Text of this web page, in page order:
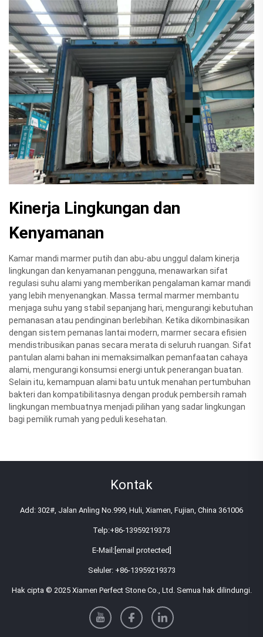
Kinerja Lingkungan dan
Kenyamanan
Kamar mandi marmer putih dan abu-abu unggul dalam kinerja
lingkungan dan kenyamanan pengguna, menawarkan sifat
regulasi suhu alami yang memberikan pengalaman kamar mandi
yang lebih menyenangkan. Massa termal marmer membantu
menjaga suhu yang stabil sepanjang hari, mengurangi kebutuhan
pemanasan atau pendinginan berlebihan. Ketika dikombinasikan
dengan sistem pemanas lantai modern, marmer secara efisien
mendistribusikan panas secara merata di seluruh ruangan. Sifat
pantulan alami bahan ini memaksimalkan pemanfaatan cahaya
alami, mengurangi konsumsi energi untuk penerangan buatan.
Selain itu, kemampuan alami batu untuk menahan pertumbuhan
bakteri dan kompatibilitasnya dengan produk pembersih ramah
lingkungan membuatnya menjadi pilihan yang sadar lingkungan
bagi pemilik rumah yang peduli kesehatan.
Kontak
Add: 302#, Jalan Anling No.999, Huli, Xiamen, Fujian, China 361006
Telp:+86-13959219373
E-Mail:[email protected]
Seluler: +86-13959219373
Hak cipta © 2025 Xiamen Perfect Stone Co., Ltd. Semua hak dilindungi.